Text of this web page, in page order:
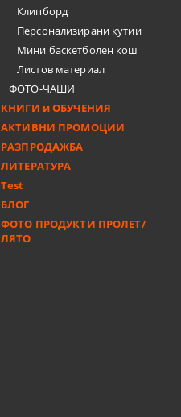
Клипборд
Персонализирани кутии
Мини баскетболен кош
Листов материал
ФОТО-ЧАШИ
КНИГИ и ОБУЧЕНИЯ
АКТИВНИ ПРОМОЦИИ
РАЗПРОДАЖБА
ЛИТЕРАТУРА
Test
БЛОГ
ФОТО ПРОДУКТИ ПРОЛЕТ/
ЛЯТО